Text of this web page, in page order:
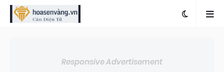
Responsive Advertisement